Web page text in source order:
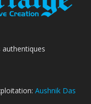
authentiques
Aushnik Das